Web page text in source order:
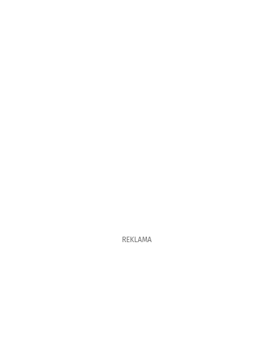
REKLAMA